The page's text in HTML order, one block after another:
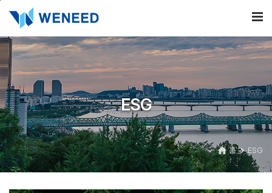
본문바로가기
ESG
home홈navigate_nextESG